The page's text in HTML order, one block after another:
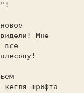
Мне
все
кегля шрифта